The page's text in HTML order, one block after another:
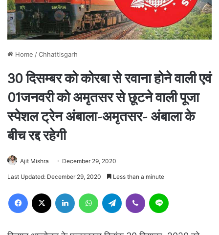
Home /Chhattisgarh
30 दिसम्बर को कोरबा से रवाना होने वाली एवं
01जनवरी को अमृतसर से छूटने वाली पूजा
स्पेशल ट्रेन अंबाला-अमृतसर- अंबाला के
बीच रद्द रहेगी
Ajit Mishra December 29, 2020
Last Updated: December 29, 2020 Less than a minute
Facebook LinkedIn WhatsAppTelegram Viber